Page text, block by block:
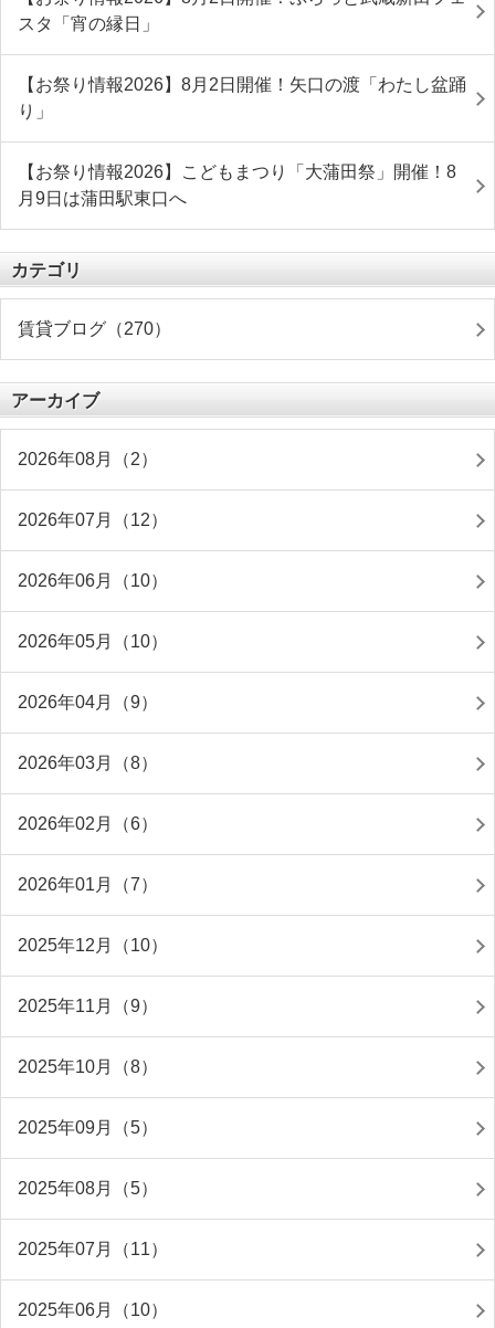
スタ「宵の縁日」
【お祭り情報2026】8月2日開催！矢口の渡「わたし盆踊
り」
【お祭り情報2026】こどもまつり「大蒲田祭」開催！8
月9日は蒲田駅東口へ
カテゴリ
賃貸ブログ（270）
アーカイブ
2026年08月（2）
2026年07月（12）
2026年06月（10）
2026年05月（10）
2026年04月（9）
2026年03月（8）
2026年02月（6）
2026年01月（7）
2025年12月（10）
2025年11月（9）
2025年10月（8）
2025年09月（5）
2025年08月（5）
2025年07月（11）
2025年06月（10）